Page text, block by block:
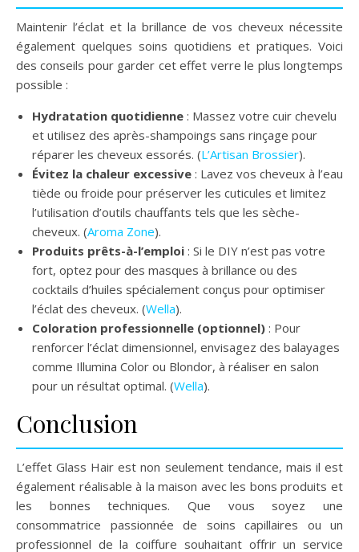
Maintenir l’éclat et la brillance de vos cheveux nécessite
également quelques soins quotidiens et pratiques. Voici
des conseils pour garder cet effet verre le plus longtemps
possible :
Hydratation quotidienne : Massez votre cuir chevelu
et utilisez des après-shampoings sans rinçage pour
réparer les cheveux essorés. (L’Artisan Brossier).
Évitez la chaleur excessive : Lavez vos cheveux à l’eau
tiède ou froide pour préserver les cuticules et limitez
l’utilisation d’outils chauffants tels que les sèche-
cheveux. (Aroma Zone).
Produits prêts-à-l’emploi : Si le DIY n’est pas votre
fort, optez pour des masques à brillance ou des
cocktails d’huiles spécialement conçus pour optimiser
l’éclat des cheveux. (Wella).
Coloration professionnelle (optionnel) : Pour
renforcer l’éclat dimensionnel, envisagez des balayages
comme Illumina Color ou Blondor, à réaliser en salon
pour un résultat optimal. (Wella).
Conclusion
L’effet Glass Hair est non seulement tendance, mais il est
également réalisable à la maison avec les bons produits et
les bonnes techniques. Que vous soyez une
consommatrice passionnée de soins capillaires ou un
professionnel de la coiffure souhaitant offrir un service